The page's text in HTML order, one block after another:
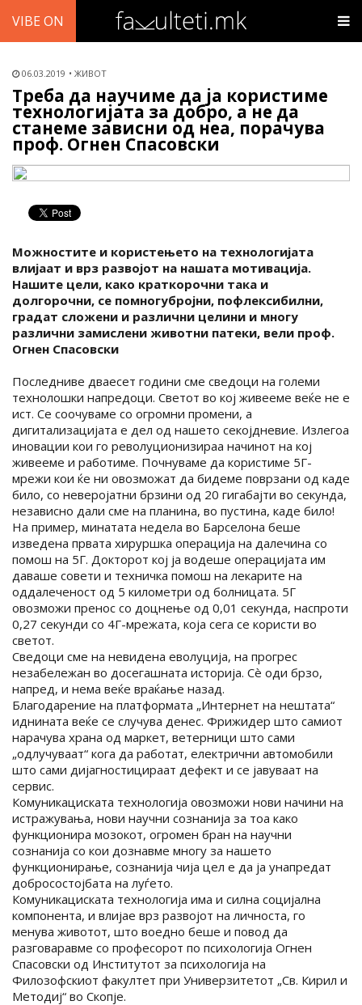
VIBE ON
06.03.2019 ЖИВОТ
Треба да научиме да ја користиме
технологијата за добро, а не да
станеме зависни од неа, порачува
проф. Огнен Спасовски
Можностите и користењето на технологијата
влијаат и врз развојот на нашата мотивација.
Нашите цели, како краткорочни така и
долгорочни, се помногубројни, пофлексибилни,
градат сложени и различни целини и многу
различни замислени животни патеки, вели проф.
Огнен Спасовски
Последниве дваесет години сме сведоци на големи
технолошки напредоци. Светот во кој живееме веќе не е
ист. Се соочуваме со огромни промени, а
дигитализацијата е дел од нашето секојдневие. Излегоа
иновации кои го револуционизираа начинот на кој
живееме и работиме. Почнуваме да користиме 5Г-
мрежи кои ќе ни овозможат да бидеме поврзани од каде
било, со неверојатни брзини од 20 гигабајти во секунда,
независно дали сме на планина, во пустина, каде било!
На пример, минатата недела во Барселона беше
изведена првата хируршка операција на далечина со
помош на 5Г. Докторот кој ја водеше операцијата им
даваше совети и техничка помош на лекарите на
оддалеченост од 5 километри од болницата. 5Г
овозможи пренос со доцнење од 0,01 секунда, наспроти
0,27 секунди со 4Г-мрежата, која сега се користи во
светот.
Сведоци сме на невидена еволуција, на прогрес
незабележан во досегашната историја. Сè оди брзо,
напред, и нема веќе враќање назад.
Благодарение на платформата „Интернет на нештата“
иднината веќе се случува денес. Фрижидер што самиот
нарачува храна од маркет, ветерници што сами
„одлучуваат“ кога да работат, електрични автомобили
што сами дијагностицираат дефект и се јавуваат на
сервис.
Комуникациската технологија овозможи нови начини на
истражувања, нови научни сознанија за тоа како
функционира мозокот, огромен бран на научни
сознанија со кои дознавме многу за нашето
функционирање, сознанија чија цел е да ја унапредат
добросостојбата на луѓето.
Комуникациската технологија има и силна социјална
компонента, и влијае врз развојот на личноста, го
менува животот, што воедно беше и повод да
разговаравме со професорот по психологија Огнен
Спасовски од Институтот за психологија на
Филозофскиот факултет при Универзитетот „Св. Кирил и
Методиј“ во Скопје.